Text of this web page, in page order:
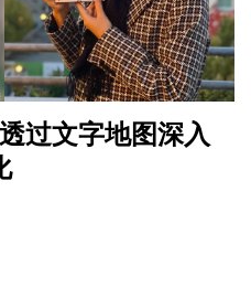
过文字地图深入